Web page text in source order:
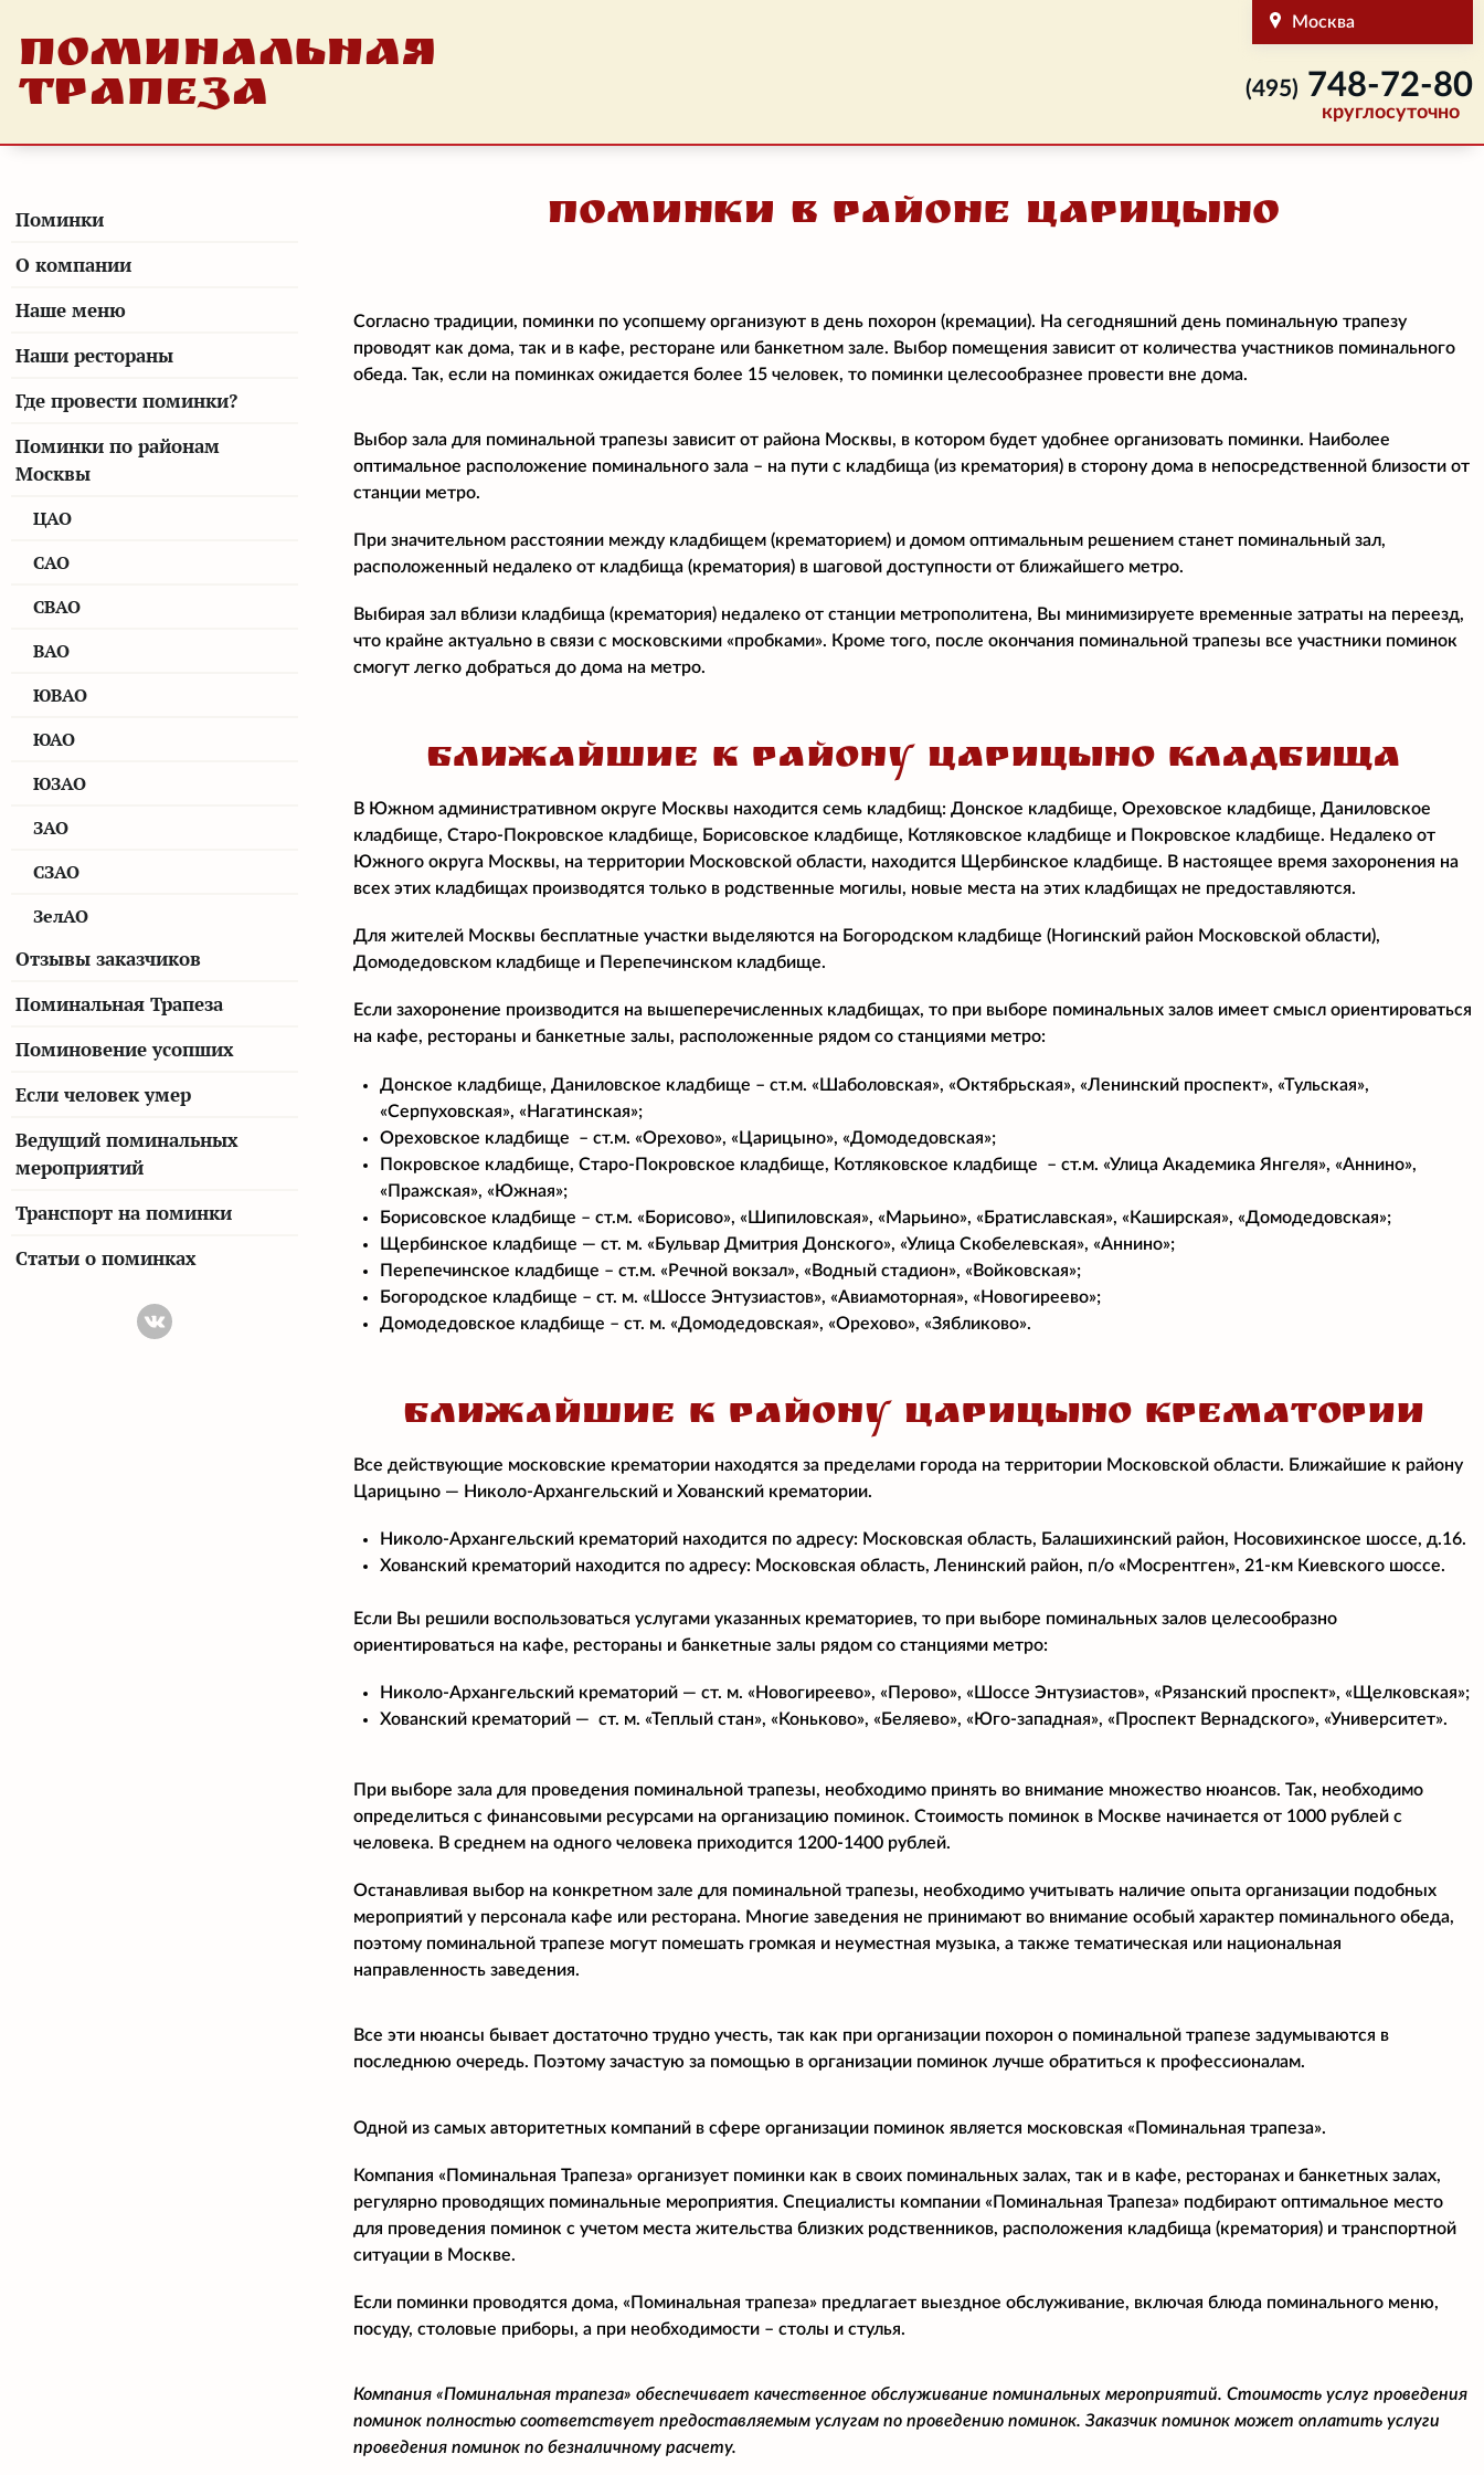
ПОМИНАЛЬНАЯ
ТРАПЕЗА
Москва
(495) 748-72-80
круглосуточно
Поминки
О компании
Наше меню
Наши рестораны
Где провести поминки?
Поминки по районам
Москвы
ЦАО
САО
СВАО
ВАО
ЮВАО
ЮАО
ЮЗАО
ЗАО
СЗАО
ЗелАО
Отзывы заказчиков
Поминальная Трапеза
Поминовение усопших
Если человек умер
Ведущий поминальных
мероприятий
Транспорт на поминки
Статьи о поминках
Поминки в районе Царицыно
Согласно традиции, поминки по усопшему организуют в день похорон (кремации). На сегодняшний день поминальную трапезу
проводят как дома, так и в кафе, ресторане или банкетном зале. Выбор помещения зависит от количества участников поминального
обеда. Так, если на поминках ожидается более 15 человек, то поминки целесообразнее провести вне дома.
Выбор зала для поминальной трапезы зависит от района Москвы, в котором будет удобнее организовать поминки. Наиболее
оптимальное расположение поминального зала – на пути с кладбища (из крематория) в сторону дома в непосредственной близости от
станции метро.
При значительном расстоянии между кладбищем (крематорием) и домом оптимальным решением станет поминальный зал,
расположенный недалеко от кладбища (крематория) в шаговой доступности от ближайшего метро.
Выбирая зал вблизи кладбища (крематория) недалеко от станции метрополитена, Вы минимизируете временные затраты на переезд,
что крайне актуально в связи с московскими «пробками». Кроме того, после окончания поминальной трапезы все участники поминок
смогут легко добраться до дома на метро.
БЛИЖАЙШИЕ К РАЙОНУ ЦАРИЦЫНО КЛАДБИЩА
В Южном административном округе Москвы находится семь кладбищ: Донское кладбище, Ореховское кладбище, Даниловское
кладбище, Старо-Покровское кладбище, Борисовское кладбище, Котляковское кладбище и Покровское кладбище. Недалеко от
Южного округа Москвы, на территории Московской области, находится Щербинское кладбище. В настоящее время захоронения на
всех этих кладбищах производятся только в родственные могилы, новые места на этих кладбищах не предоставляются.
Для жителей Москвы бесплатные участки выделяются на Богородском кладбище (Ногинский район Московской области),
Домодедовском кладбище и Перепечинском кладбище.
Если захоронение производится на вышеперечисленных кладбищах, то при выборе поминальных залов имеет смысл ориентироваться
на кафе, рестораны и банкетные залы, расположенные рядом со станциями метро:
Донское кладбище, Даниловское кладбище – ст.м. «Шаболовская», «Октябрьская», «Ленинский проспект», «Тульская»,
«Серпуховская», «Нагатинская»;
Ореховское кладбище – ст.м. «Орехово», «Царицыно», «Домодедовская»;
Покровское кладбище, Старо-Покровское кладбище, Котляковское кладбище – ст.м. «Улица Академика Янгеля», «Аннино»,
«Пражская», «Южная»;
Борисовское кладбище – ст.м. «Борисово», «Шипиловская», «Марьино», «Братиславская», «Каширская», «Домодедовская»;
Щербинское кладбище — ст. м. «Бульвар Дмитрия Донского», «Улица Скобелевская», «Аннино»;
Перепечинское кладбище – ст.м. «Речной вокзал», «Водный стадион», «Войковская»;
Богородское кладбище – ст. м. «Шоссе Энтузиастов», «Авиамоторная», «Новогиреево»;
Домодедовское кладбище – ст. м. «Домодедовская», «Орехово», «Зябликово».
БЛИЖАЙШИЕ К РАЙОНУ ЦАРИЦЫНО КРЕМАТОРИИ
Все действующие московские крематории находятся за пределами города на территории Московской области. Ближайшие к району
Царицыно — Николо-Архангельский и Хованский крематории.
Николо-Архангельский крематорий находится по адресу: Московская область, Балашихинский район, Носовихинское шоссе, д.16.
Хованский крематорий находится по адресу: Московская область, Ленинский район, п/о «Мосрентген», 21-км Киевского шоссе.
Если Вы решили воспользоваться услугами указанных крематориев, то при выборе поминальных залов целесообразно
ориентироваться на кафе, рестораны и банкетные залы рядом со станциями метро:
Николо-Архангельский крематорий — ст. м. «Новогиреево», «Перово», «Шоссе Энтузиастов», «Рязанский проспект», «Щелковская»;
Хованский крематорий — ст. м. «Теплый стан», «Коньково», «Беляево», «Юго-западная», «Проспект Вернадского», «Университет».
При выборе зала для проведения поминальной трапезы, необходимо принять во внимание множество нюансов. Так, необходимо
определиться с финансовыми ресурсами на организацию поминок. Стоимость поминок в Москве начинается от 1000 рублей с
человека. В среднем на одного человека приходится 1200-1400 рублей.
Останавливая выбор на конкретном зале для поминальной трапезы, необходимо учитывать наличие опыта организации подобных
мероприятий у персонала кафе или ресторана. Многие заведения не принимают во внимание особый характер поминального обеда,
поэтому поминальной трапезе могут помешать громкая и неуместная музыка, а также тематическая или национальная
направленность заведения.
Все эти нюансы бывает достаточно трудно учесть, так как при организации похорон о поминальной трапезе задумываются в
последнюю очередь. Поэтому зачастую за помощью в организации поминок лучше обратиться к профессионалам.
Одной из самых авторитетных компаний в сфере организации поминок является московская «Поминальная трапеза».
Компания «Поминальная Трапеза» организует поминки как в своих поминальных залах, так и в кафе, ресторанах и банкетных залах,
регулярно проводящих поминальные мероприятия. Специалисты компании «Поминальная Трапеза» подбирают оптимальное место
для проведения поминок с учетом места жительства близких родственников, расположения кладбища (крематория) и транспортной
ситуации в Москве.
Если поминки проводятся дома, «Поминальная трапеза» предлагает выездное обслуживание, включая блюда поминального меню,
посуду, столовые приборы, а при необходимости – столы и стулья.
Компания «Поминальная трапеза» обеспечивает качественное обслуживание поминальных мероприятий. Стоимость услуг проведения
поминок полностью соответствует предоставляемым услугам по проведению поминок. Заказчик поминок может оплатить услуги
проведения поминок по безналичному расчету.